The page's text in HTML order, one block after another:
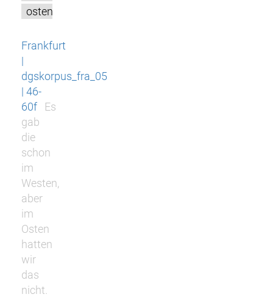
osten
Frankfurt
|
dgskorpus_fra_05
| 46-
60f
Es
gab
die
schon
im
Westen,
aber
im
Osten
hatten
wir
das
nicht.